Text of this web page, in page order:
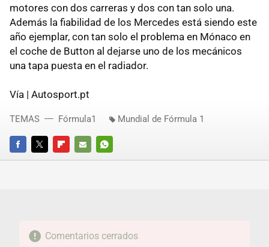
motores con dos carreras y dos con tan solo una.
Además la fiabilidad de los Mercedes está siendo este
año ejemplar, con tan solo el problema en Mónaco en
el coche de Button al dejarse uno de los mecánicos
una tapa puesta en el radiador.
Vía | Autosport.pt
FACEBOOKTWITTERFLIPBOARD
E-
WHATSAPP
TEMAS Fórmula1 Mundial de Fórmula 1
Comentarios cerrados